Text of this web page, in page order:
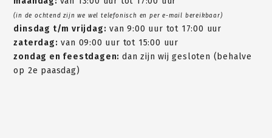
(in de ochtend zijn we wel telefonisch en per e-mail bereikbaar)
dinsdag t/m vrijdag: van 9:00 uur tot 17:00 uur
zaterdag: van 09:00 uur tot 15:00 uur
zondag en feestdagen:dan zijn wij gesloten (behalve
op 2e paasdag)